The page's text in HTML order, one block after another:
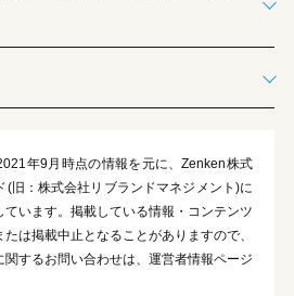
年9月時点の情報を元に、Zenken株式
(旧：株式会社リブランドマネジメント)に
います。掲載している情報・コンテンツ
は掲載中止となることがありますので、
関するお問い合わせは、運営者情報ページ